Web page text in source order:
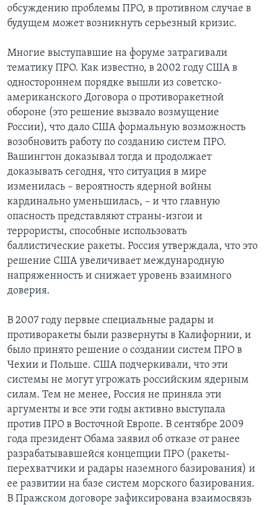
обсуждению проблемы ПРО, в противном случае в
будущем может возникнуть серьезный кризис.
Многие выступавшие на форуме затрагивали
тематику ПРО. Как известно, в 2002 году США в
одностороннем порядке вышли из советско-
американского Договора о противоракетной
обороне (это решение вызвало возмущение
России), что дало США формальную возможность
возобновить работу по созданию систем ПРО.
Вашингтон доказывал тогда и продолжает
доказывать сегодня, что ситуация в мире
изменилась – вероятность ядерной войны
кардинально уменьшилась, – и что главную
опасность представляют страны-изгои и
террористы, способные использовать
баллистические ракеты. Россия утверждала, что это
решение США увеличивает международную
напряженность и снижает уровень взаимного
доверия.
В 2007 году первые специальные радары и
противоракеты были развернуты в Калифорнии, и
было принято решение о создании систем ПРО в
Чехии и Польше. США подчеркивали, что эти
системы не могут угрожать российским ядерным
силам. Тем не менее, Россия не приняла эти
аргументы и все эти годы активно выступала
против ПРО в Восточной Европе. В сентябре 2009
года президент Обама заявил об отказе от ранее
разрабатывавшейся концепции ПРО (ракеты-
перехватчики и радары наземного базирования) и
ее развитии на базе систем морского базирования.
В Пражском договоре зафиксирована взаимосвязь